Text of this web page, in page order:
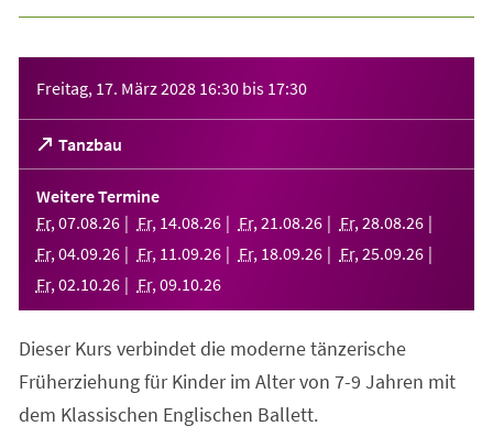
Freitag, 17. März 2028 16:30 bis 17:30
Tanzbau
(Öffnet
in
einem
neuen
Tab)
Weitere Termine
Fr, 07.08.26 Fr, 14.08.26 Fr, 21 .08.26 Fr, 28.08.26
Fr, 04.09.26 Fr, 11 .09.26 Fr, 18.09.26 Fr, 25.09.26
Fr, 02.10.26 Fr, 09.10.26
Dieser Kurs verbindet die moderne tänzerische
Früherziehung für Kinder im Alter von 7-9 Jahren mit
dem Klassischen Englischen Ballett.